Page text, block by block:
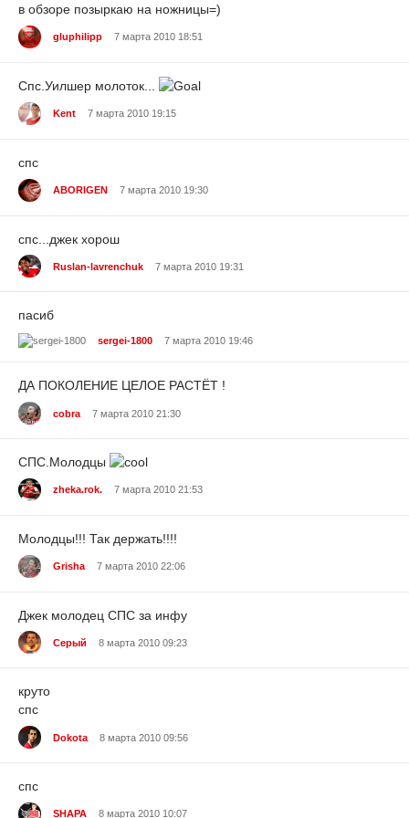
в обзоре позыркаю на ножницы=)
gluphilipp 7 марта 2010 18:51
Спс.Уилшер молоток...
Kent 7 марта 2010 19:15
спс
ABORIGEN 7 марта 2010 19:30
спс...джек хорош
Ruslan-lavrenchuk 7 марта 2010 19:31
пасиб
sergei-1800 7 марта 2010 19:46
ДА ПОКОЛЕНИЕ ЦЕЛОЕ РАСТЁТ !
cobra 7 марта 2010 21:30
СПС.Молодцы
zheka.rok. 7 марта 2010 21:53
Молодцы!!! Так держать!!!!
Grisha 7 марта 2010 22:06
Джек молодец СПС за инфу
Серый 8 марта 2010 09:23
круто
спс
Dokota 8 марта 2010 09:56
спс
SHAPA 8 марта 2010 10:07